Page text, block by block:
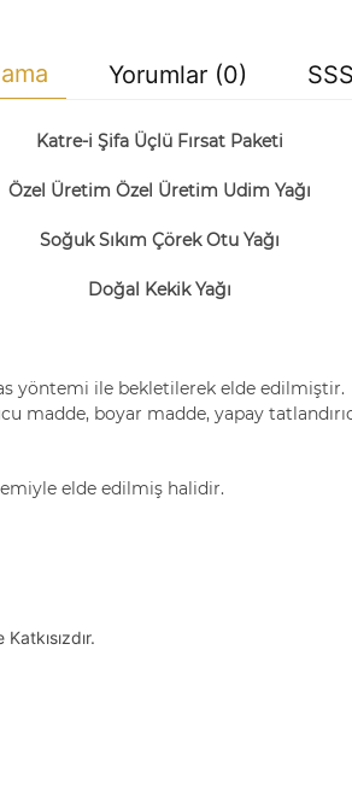
Yorumlar (0) SSS
Katre-i Şifa Üçlü Fırsat Paketi
Özel Üretim Özel Üretim Udim Yağı
Soğuk Sıkım Çörek Otu Yağı
Doğal Kekik Yağı
yöntemi ile bekletilerek elde edilmiştir.
madde, boyar madde, yapay
elde edilmiş halidir.